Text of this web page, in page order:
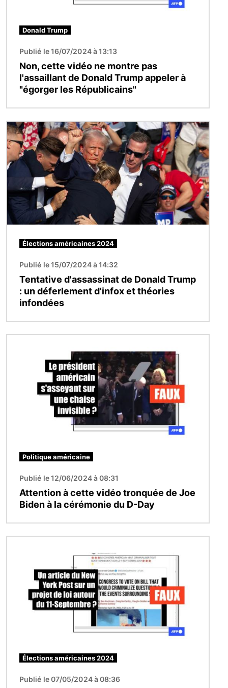
Donald Trump
Publié le 16/07/2024 à 13:13
Non, cette vidéo ne montre pas
l'assaillant de Donald Trump appeler à
"égorger les Républicains"
Image
Élections américaines 2024
Publié le 15/07/2024 à 14:32
Tentative d'assassinat de Donald Trump
: un déferlement d'infox et théories
infondées
Politique américaine
Publié le 12/06/2024 à 08:31
Attention à cette vidéo tronquée de Joe
Biden à la cérémonie du D-Day
Élections américaines 2024
Publié le 07/05/2024 à 08:36